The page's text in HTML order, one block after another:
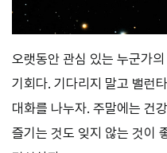
오랫동안 관심 있는 누군가
기회다. 기다리지 말고 밸런
대화를 나누자. 주말에는 건
즐기는 것도 잊지 않는 것이